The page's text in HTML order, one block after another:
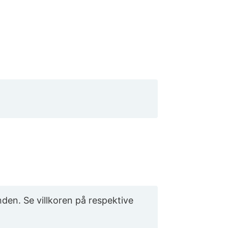
Se villkoren på respektive